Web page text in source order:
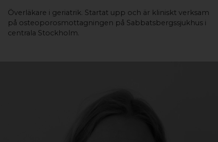
Överläkare i geriatrik. Startat upp och är kliniskt verksam
på osteoporosmottagningen på Sabbatsbergssjukhus i
centrala Stockholm.